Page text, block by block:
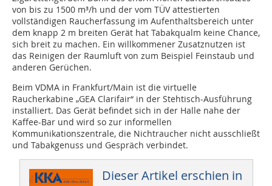
von bis zu 1500 m³/h und der vom TÜV attestierten
vollständigen Raucherfassung im Aufent­halts­bereich unter
dem knapp 2 m breiten Gerät hat Tabakqualm keine Chance,
sich breit zu machen. Ein willkommener Zu­satz­nutzen ist
das Reinigen der Raumluft von zum Beispiel Feinstaub und
anderen Gerüchen.
Beim VDMA in Frankfurt/Main ist die virtuelle
Raucherkabine „GEA Clarifair“ in der Stehtisch-Ausführung
installiert. Das Gerät befindet sich in der Halle nahe der
Kaffee-Bar und wird so zur informellen
Kommunikationszentrale, die Nichtraucher nicht ausschließt
und Tabakgenuss und Gespräch verbindet.
Dieser Artikel erschien in